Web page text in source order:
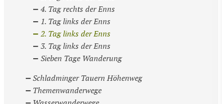
4. Tag rechts der Enns
1. Tag links der Enns
2. Tag links der Enns
3. Tag links der Enns
Sieben Tage Wanderung
Schladminger Tauern Höhenweg
Themenwanderwege